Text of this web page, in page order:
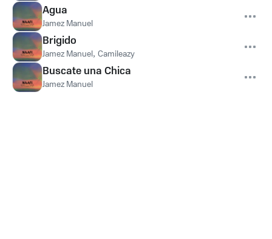
Agua
Jamez Manuel
Brigido
Jamez Manuel, Camileazy
Buscate una Chica
Jamez Manuel